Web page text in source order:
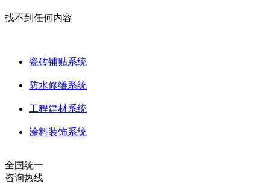
找不到任何内容
瓷砖铺贴系统
|
防水修缮系统
|
工程建材系统
|
涂料装饰系统
|
全国统一
咨询热线